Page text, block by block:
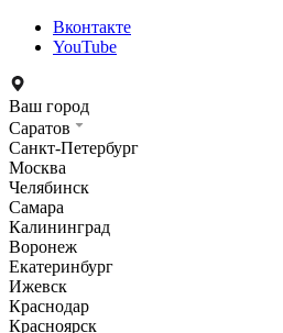
Вконтакте
YouTube
Ваш город
Саратов
Санкт-Петербург
Москва
Челябинск
Самара
Калининград
Воронеж
Екатеринбург
Ижевск
Краснодар
Красноярск